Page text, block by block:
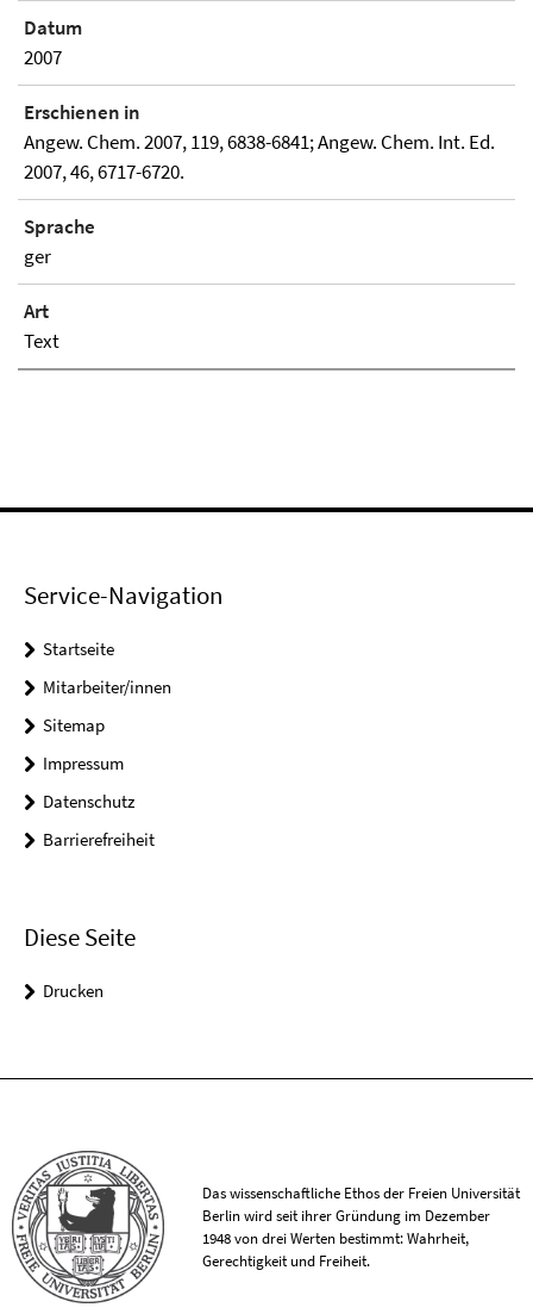
Datum
2007
Erschienen in
Angew. Chem. 2007, 119, 6838-6841; Angew. Chem. Int. Ed.
2007, 46, 6717-6720.
Sprache
ger
Art
Text
Service-Navigation
Startseite
Mitarbeiter/innen
Sitemap
Impressum
Datenschutz
Barrierefreiheit
Diese Seite
Drucken
Das wissenschaftliche Ethos der Freien Universität
Berlin wird seit ihrer Gründung im Dezember
1948 von drei Werten bestimmt: Wahrheit,
Gerechtigkeit und Freiheit.